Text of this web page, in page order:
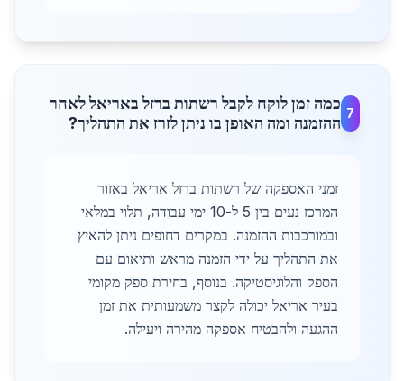
7
כמה זמן לוקח לקבל רשתות ברזל באריאל לאחר
ההזמנה ומה האופן בו ניתן לזרז את התהליך?
זמני האספקה של רשתות ברזל אריאל באזור
המרכז נעים בין 5 ל-10 ימי עבודה, תלוי במלאי
ובמורכבות ההזמנה. במקרים דחופים ניתן להאיץ
את התהליך על ידי הזמנה מראש ותיאום עם
הספק והלוגיסטיקה. בנוסף, בחירת ספק מקומי
בעיר אריאל יכולה לקצר משמעותית את זמן
ההגעה ולהבטיח אספקה מהירה ויעילה.